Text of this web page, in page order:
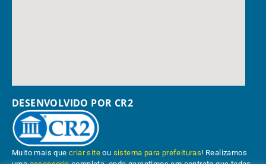
DESENVOLVIDO POR CR2
Muito mais quecriar site ou sistema para prefeituras! Realizamos
umaassessoriacompleta, onde garantimos em contrato que todas